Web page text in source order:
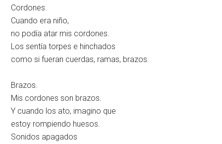
Cordones.
Cuando era niño,
no podía atar mis cordones.
Los sentía torpes e hinchados
como si fueran cuerdas, ramas, brazos.
Brazos.
Mis cordones son brazos.
Y cuando los ato, imagino que
estoy rompiendo huesos.
Sonidos apagados